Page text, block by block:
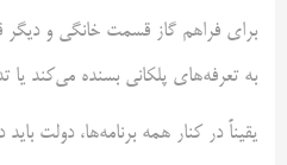
برای فراهم گاز قسمت خانگی و دیگر
به تعرفه‌های پلکانی بسنده می‌کند یا
یقیناً در کنار همه برنامه‌ها، دولت